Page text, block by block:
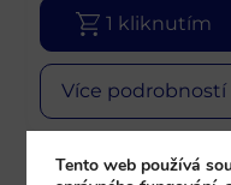
1 kliknutím
Více podrobností
Tento web používá